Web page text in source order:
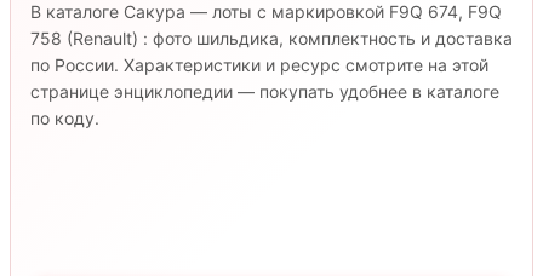
В каталоге Сакура — лоты с маркировкой F9Q 674, F9Q
758 (Renault) : фото шильдика, комплектность и доставка
по России. Характеристики и ресурс смотрите на этой
странице энциклопедии — покупать удобнее в каталоге
по коду.